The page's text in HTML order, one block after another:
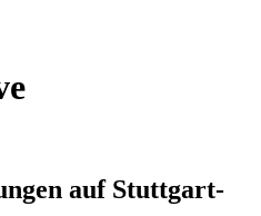
auf Stuttgart-